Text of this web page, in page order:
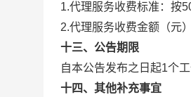
1.代理服务收费标准： 按
2.代理服务收费金额（元）
十三、公告期限
自本公告发布之日起1个工
十四、其他补充事宜